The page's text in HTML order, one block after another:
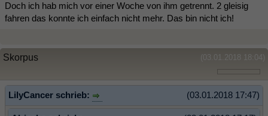
Doch ich hab mich vor einer Woche von ihm getrennt. 2 gleisig
fahren das konnte ich einfach nicht mehr. Das bin nicht ich!
(03.01.2018 18:04)
Skorpus
(03.01.2018 17:47)
LilyCancer schrieb: